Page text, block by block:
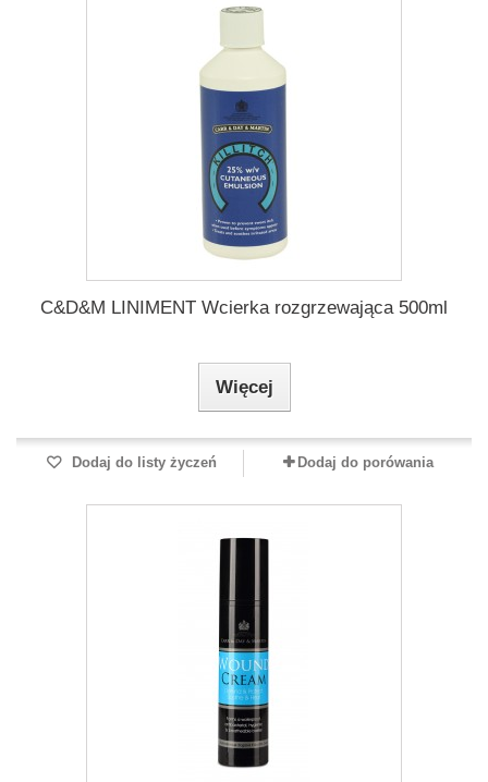
C&D&M LINIMENT Wcierka rozgrzewająca 500ml
Więcej
Dodaj do listy życzeń Dodaj do porówania